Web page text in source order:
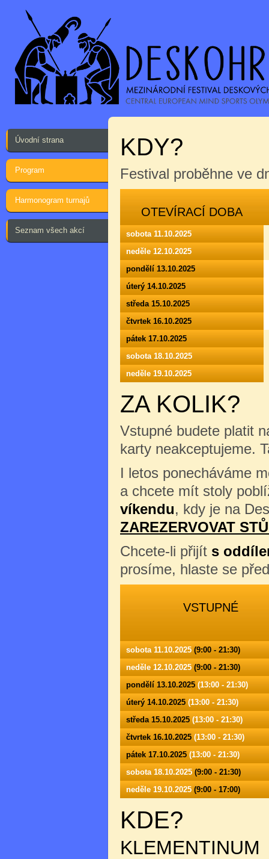
Úvodní strana
Program
Harmonogram turnajů
Seznam všech akcí
KDY?
Festival proběhne ve
OTEVÍRACÍ DOBA
sobota 11.10.2025
neděle 12.10.2025
pondělí 13.10.2025
úterý 14.10.2025
středa 15.10.2025
čtvrtek 16.10.2025
pátek 17.10.2025
sobota 18.10.2025
neděle 19.10.2025
ZA KOLIK?
Vstupné budete platit
karty neakceptujeme.
I letos ponecháváme
a chcete mít stoly
víkendu, kdy je na
ZAREZERVOVAT
Chcete-li přijít s
prosíme, hlaste se
VSTUPNÉ
sobota 11.10.2025 (9:00 - 21:30)
neděle 12.10.2025 (9:00 - 21:30)
pondělí 13.10.2025 (13:00 - 21:30)
úterý 14.10.2025 (13:00 - 21:30)
středa 15.10.2025 (13:00 - 21:30)
čtvrtek 16.10.2025 (13:00 - 21:30)
pátek 17.10.2025 (13:00 - 21:30)
sobota 18.10.2025 (9:00 - 21:30)
neděle 19.10.2025 (9:00 - 17:00)
KDE?
KLEMENTINUM